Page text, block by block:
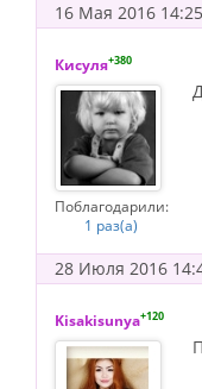
16 Мая 2016
Кисуля+380
Поблагодарили:
1 раз(а)
28 Июля 2016
Kisakisunya+120